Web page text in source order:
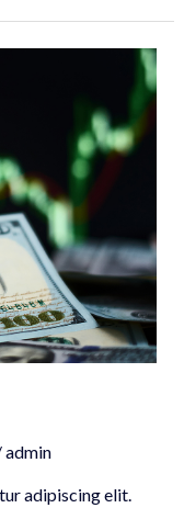
admin
adipiscing elit.